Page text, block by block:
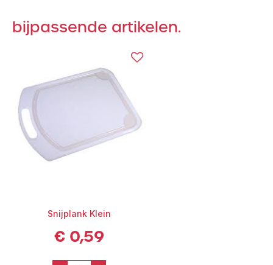
bijpassende artikelen.
Snijplank Klein
€ 0,59